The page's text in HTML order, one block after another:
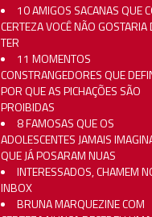
10 AMIGOS SACANAS QUE
CERTEZA VOCÊ NÃO GOSTARIA
TER
11 MOMENTOS
CONSTRANGEDORES QUE
POR QUE AS PICHAÇÕES SÃO
PROIBIDAS
8 FAMOSAS QUE OS
ADOLESCENTES JAMAIS
QUE JÁ POSARAM NUAS
INTERESSADOS, CHAMEM
INBOX
BRUNA MARQUEZINE COM